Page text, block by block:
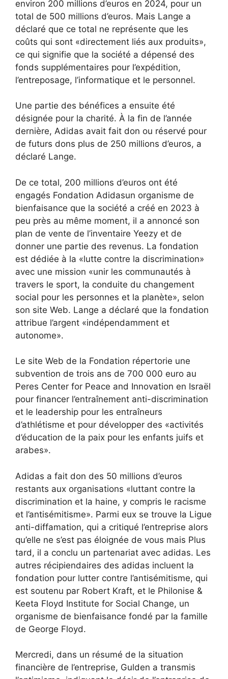
environ 200 millions d’euros en 2024, pour un
total de 500 millions d’euros. Mais Lange a
déclaré que ce total ne représente que les
coûts qui sont «directement liés aux produits»,
ce qui signifie que la société a dépensé des
fonds supplémentaires pour l’expédition,
l’entreposage, l’informatique et le personnel.
Une partie des bénéfices a ensuite été
désignée pour la charité. À la fin de l’année
dernière, Adidas avait fait don ou réservé pour
de futurs dons plus de 250 millions d’euros, a
déclaré Lange.
De ce total, 200 millions d’euros ont été
engagés Fondation Adidasun organisme de
bienfaisance que la société a créé en 2023 à
peu près au même moment, il a annoncé son
plan de vente de l’inventaire Yeezy et de
donner une partie des revenus. La fondation
est dédiée à la «lutte contre la discrimination»
avec une mission «unir les communautés à
travers le sport, la conduite du changement
social pour les personnes et la planète», selon
son site Web. Lange a déclaré que la fondation
attribue l’argent «indépendamment et
autonome».
Le site Web de la Fondation répertorie une
subvention de trois ans de 700 000 euro au
Peres Center for Peace and Innovation en Israël
pour financer l’entraînement anti-discrimination
et le leadership pour les entraîneurs
d’athlétisme et pour développer des «activités
d’éducation de la paix pour les enfants juifs et
arabes».
Adidas a fait don des 50 millions d’euros
restants aux organisations «luttant contre la
discrimination et la haine, y compris le racisme
et l’antisémitisme». Parmi eux se trouve la Ligue
anti-diffamation, qui a critiqué l’entreprise alors
qu’elle ne s’est pas éloignée de vous mais Plus
tard, il a conclu un partenariat avec adidas. Les
autres récipiendaires des adidas incluent la
fondation pour lutter contre l’antisémitisme, qui
est soutenu par Robert Kraft, et le Philonise &
Keeta Floyd Institute for Social Change, un
organisme de bienfaisance fondé par la famille
de George Floyd.
Mercredi, dans un résumé de la situation
financière de l’entreprise, Gulden a transmis